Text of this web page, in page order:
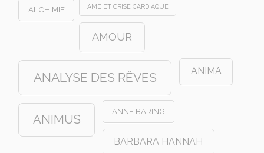
ALCHIMIE AME ET CRISE CARDIAQUE
AMOUR
ANALYSE DES RÊVES ANIMA
ANIMUS
ANNE BARING
BARBARA HANNAH